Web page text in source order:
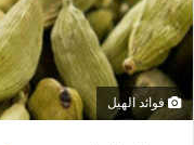
فوائد الهيل